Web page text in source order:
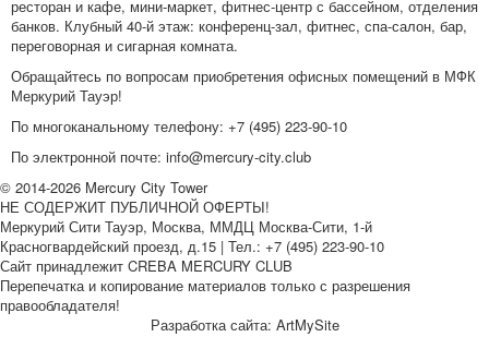
ресторан и кафе, мини-маркет, фитнес-центр с бассейном, отделения
банков. Клубный 40-й этаж: конференц-зал, фитнес, спа-салон, бар,
переговорная и сигарная комната.
Обращайтесь по вопросам приобретения офисных помещений в МФК
Меркурий Тауэр!
По многоканальному телефону: +7 (495) 223-90-10
По электронной почте: info@mercury-city.club
© 2014-2026 Mercury City Tower
НЕ СОДЕРЖИТ ПУБЛИЧНОЙ ОФЕРТЫ!
Меркурий Сити Тауэр, Москва, ММДЦ Москва-Сити, 1-й
Красногвардейский проезд, д.15 | Тел.: +7 (495) 223-90-10
Сайт принадлежит CREBA MERCURY CLUB
Перепечатка и копирование материалов только с разрешения
правообладателя!
Разработка сайта: ArtMySite